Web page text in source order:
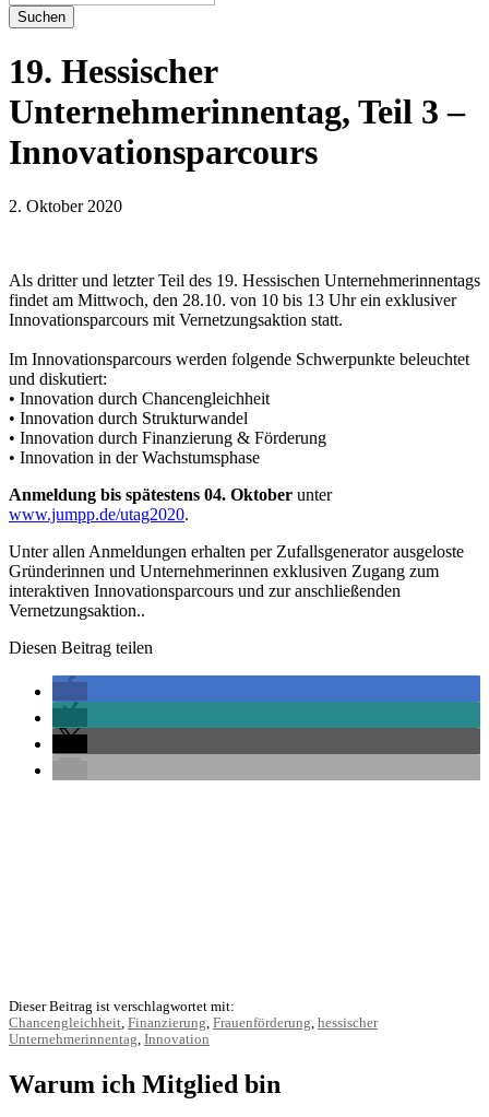
Suchen
19. Hessischer
Unternehmerinnentag, Teil 3 –
Innovationsparcours
2. Oktober 2020
Als dritter und letzter Teil des 19. Hessischen Unternehmerinnentags
findet am Mittwoch, den 28.10. von 10 bis 13 Uhr ein exklusiver
Innovationsparcours mit Vernetzungsaktion statt.
Im Innovationsparcours werden folgende Schwerpunkte beleuchtet
und diskutiert:
• Innovation durch Chancengleichheit
• Innovation durch Strukturwandel
• Innovation durch Finanzierung & Förderung
• Innovation in der Wachstumsphase
Anmeldung bis spätestens 04. Oktober unter
www.jumpp.de/utag2020.
Unter allen Anmeldungen erhalten per Zufallsgenerator ausgeloste
Gründerinnen und Unternehmerinnen exklusiven Zugang zum
interaktiven Innovationsparcours und zur anschließenden
Vernetzungsaktion..
Diesen Beitrag teilen
Dieser Beitrag ist verschlagwortet mit:
Chancengleichheit, Finanzierung, Frauenförderung, hessischer
Unternehmerinnentag, Innovation
Warum ich Mitglied bin